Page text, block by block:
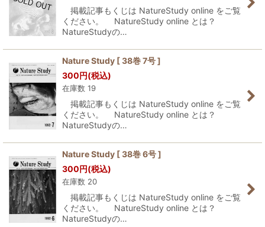
掲載記事もくじは NatureStudy online をご覧
ください。 NatureStudy online とは？
NatureStudyの…
Nature Study [ 38巻 7号 ]
300円(税込)
在庫数 19
掲載記事もくじは NatureStudy online をご覧
ください。 NatureStudy online とは？
NatureStudyの…
Nature Study [ 38巻 6号 ]
300円(税込)
在庫数 20
掲載記事もくじは NatureStudy online をご覧
ください。 NatureStudy online とは？
NatureStudyの…